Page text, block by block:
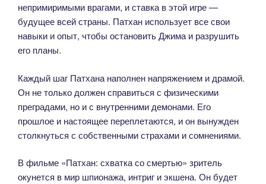
непримиримыми врагами, и ставка в этой игре —
будущее всей страны. Патхан использует все свои
навыки и опыт, чтобы остановить Джима и разрушить
его планы.
Каждый шаг Патхана наполнен напряжением и драмой.
Он не только должен справиться с физическими
преградами, но и с внутренними демонами. Его
прошлое и настоящее переплетаются, и он вынужден
столкнуться с собственными страхами и сомнениями.
В фильме «Патхан: схватка со смертью» зритель
окунется в мир шпионажа, интриг и экшена. Он будет